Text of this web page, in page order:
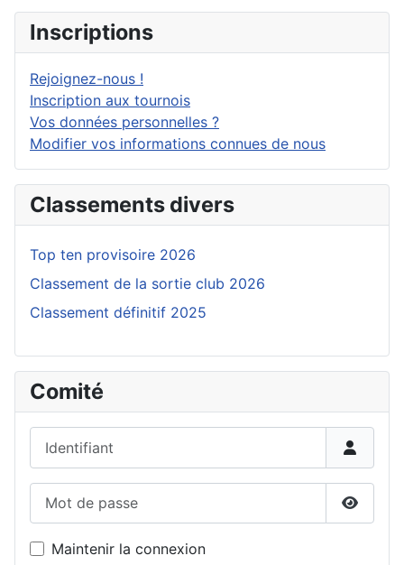
Inscriptions
Rejoignez-nous !
Inscription aux tournois
Vos données personnelles ?
Modifier vos informations connues de nous
Classements divers
Top ten provisoire 2026
Classement de la sortie club 2026
Classement définitif 2025
Comité
Maintenir la connexion